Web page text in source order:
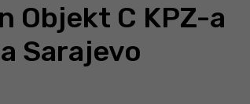
Objekt C KPZ-a
Sarajevo